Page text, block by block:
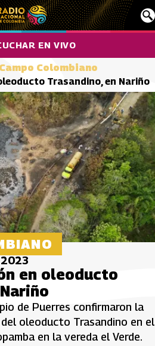
EN VIVO
Campo Colombiano
Trasandino, en Nariño
en oleoducto
de Puerres confirmaron la
oleoducto Trasandino en el
en la vereda el Verde.